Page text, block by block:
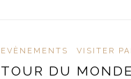
EVÈNEMENTS VISITER
TOUR DU